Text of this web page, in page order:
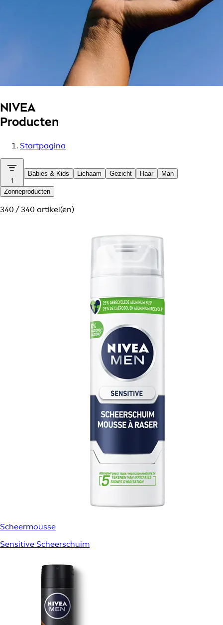
NIVEA
Producten
Startpagina
1
Babies & Kids Lichaam Gezicht Haar Man
Zonneproducten
340 / 340 artikel(en)
Scheermousse
Sensitive Scheerschuim